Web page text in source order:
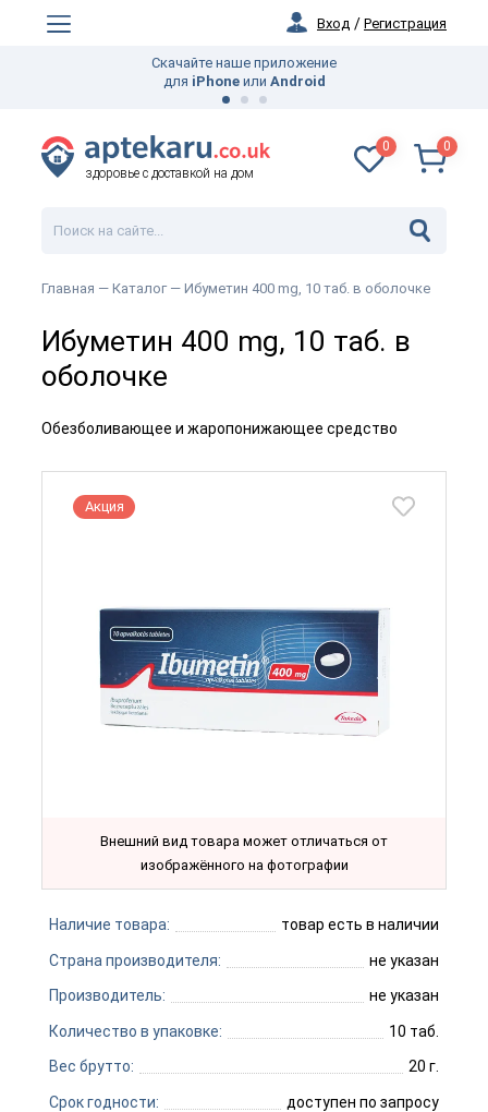
Вход / Регистрация
Скачайте наше приложение
для iPhone или Android
здоровье с доставкой на дом
0 0
Главная — Каталог — Ибуметин 400 mg, 10 таб. в оболочке
Ибуметин 400 mg, 10 таб. в
оболочке
Обезболивающее и жаропонижающее средство
Акция
Внешний вид товара может отличаться от
изображённого на фотографии
Наличие товара: товар есть в наличии
Страна производителя: не указан
Производитель: не указан
Количество в упаковке: 10 таб.
Вес брутто: 20 г.
Срок годности: доступен по запросу